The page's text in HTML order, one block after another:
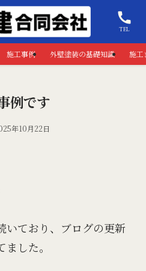
TEL
施工事例 外壁塗装の基礎知識 施工
例です
年10月22日
いており、ブログの更新
した。